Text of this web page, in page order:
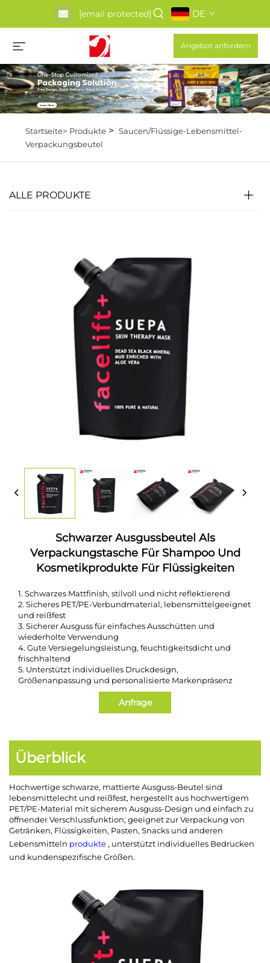
[email protected] DE
Angebot anfordern
Startseite> Produkte> Saucen/Flüssige-Lebensmittel-
Verpackungsbeutel
ALLE PRODUKTE
Schwarzer Ausgussbeutel Als
Verpackungstasche Für Shampoo Und
Kosmetikprodukte Für Flüssigkeiten
1. Schwarzes Mattfinish, stilvoll und nicht reflektierend
2. Sicheres PET/PE-Verbundmaterial, lebensmittelgeeignet
und reißfest
3. Sicherer Ausguss für einfaches Ausschütten und
wiederholte Verwendung
4. Gute Versiegelungsleistung, feuchtigkeitsdicht und
frischhaltend
5. Unterstützt individuelles Druckdesign,
Größenanpassung und personalisierte Markenpräsenz
Anfrage
Überblick
Hochwertige schwarze, mattierte Ausguss-Beutel sind
lebensmittelecht und reißfest, hergestellt aus hochwertigem
PET/PE-Material mit sicherem Ausguss-Design und einfach zu
öffnender Verschlussfunktion; geeignet zur Verpackung von
Getränken, Flüssigkeiten, Pasten, Snacks und anderen
Lebensmitteln produkte , unterstützt individuelles Bedrucken
und kundenspezifische Größen.